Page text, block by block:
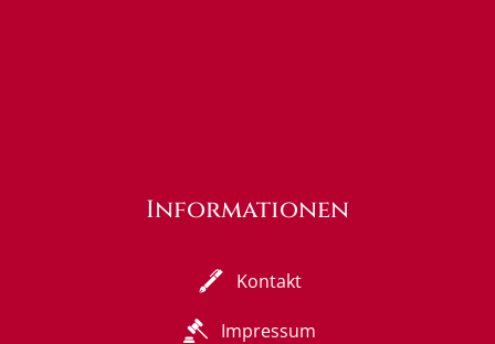
Informationen
Kontakt
Impressum